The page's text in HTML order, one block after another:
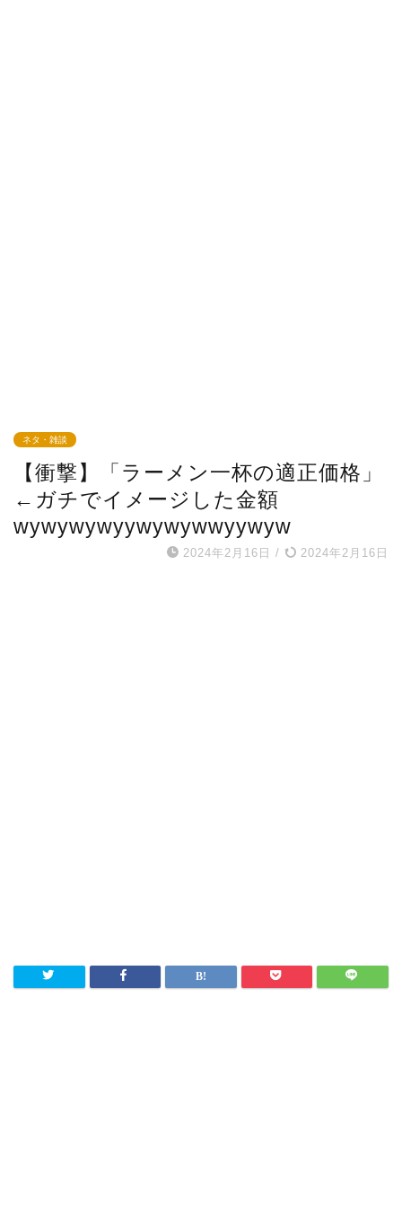
ネタ・雑談
【衝撃】「ラーメン一杯の適正価格」
←ガチでイメージした金額
wywywywyywywywwyywyw
2024年2月16日 / 2024年2月16日